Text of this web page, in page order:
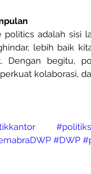
politics adalah sisi
lebih baik
Dengan begitu,
kolaborasi,
#DWP